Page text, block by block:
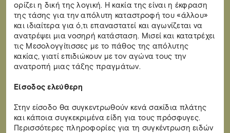
ορίζει η δική της λογική. Η κακία της είναι η έκφραση
της τάσης για την απόλυτη καταστροφή του «άλλου»
και ιδιαίτερα για ό,τι επαναστατεί και αγωνίζεται να
ανατρέψει μια νοσηρή κατάσταση. Μισεί και κατατρέχει
τις Μεσολογγίτισσες με το πάθος της απόλυτης
κακίας, γιατί επιδιώκουν με τον αγώνα τους την
ανατροπή μιας τάξης πραγμάτων.
Είσοδος ελεύθερη
Στην είσοδο θα συγκεντρωθούν κενά σακίδια πλάτης
και κάποια συγκεκριμένα είδη για τους πρόσφυγες.
Περισσότερες πληροφορίες για τη συγκέντρωση ειδών